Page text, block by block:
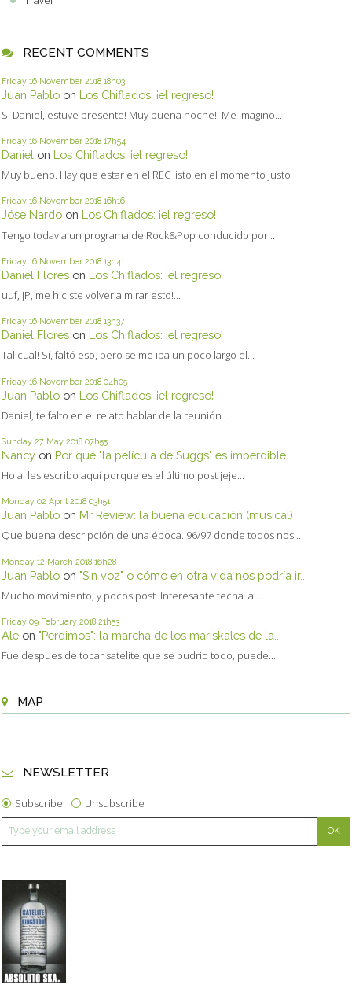
RECENT COMMENTS
Friday 16 November 2018 18h03
Juan Pablo on Los Chiflados: ¡el regreso!
Si Daniel, estuve presente! Muy buena noche!. Me imagino...
Friday 16 November 2018 17h54
Daniel on Los Chiflados: ¡el regreso!
Muy bueno. Hay que estar en el REC listo en el momento justo
Friday 16 November 2018 16h16
Jóse Nardo on Los Chiflados: ¡el regreso!
Tengo todavia un programa de Rock&Pop conducido por...
Friday 16 November 2018 13h41
Daniel Flores on Los Chiflados: ¡el regreso!
uuf, JP, me hiciste volver a mirar esto!...
Friday 16 November 2018 13h37
Daniel Flores on Los Chiflados: ¡el regreso!
Tal cual! Sí, faltó eso, pero se me iba un poco largo el...
Friday 16 November 2018 04h05
Juan Pablo on Los Chiflados: ¡el regreso!
Daniel, te falto en el relato hablar de la reunión...
Sunday 27 May 2018 07h55
Nancy on Por qué "la película de Suggs" es imperdible
Hola! les escribo aquí porque es el último post jeje...
Monday 02 April 2018 03h51
Juan Pablo on Mr Review: la buena educación (musical)
Que buena descripción de una época. 96/97 donde todos nos...
Monday 12 March 2018 16h28
Juan Pablo on "Sin voz" o cómo en otra vida nos podría ir...
Mucho movimiento, y pocos post. Interesante fecha la...
Friday 09 February 2018 21h53
Ale on "Perdimos": la marcha de los mariskales de la...
Fue despues de tocar satelite que se pudrio todo, puede...
MAP
NEWSLETTER
Subscribe Unsubscribe